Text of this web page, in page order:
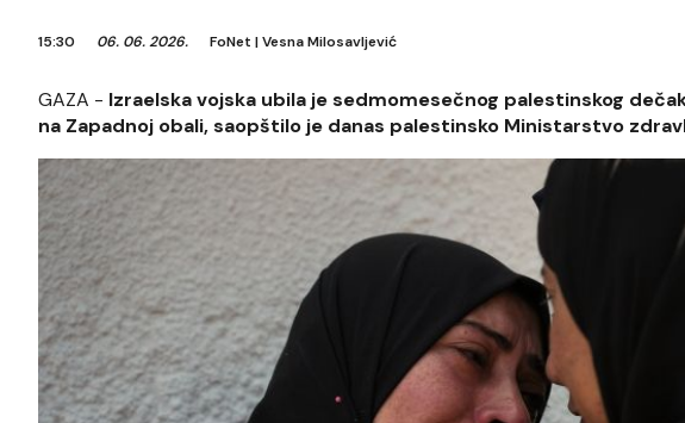
15:30 06. 06. 2026. FoNet |Vesna Milosavljević
GAZA - Izraelska vojska ubila je sedmomesečnog palestinskog
na Zapadnoj obali, saopštilo je danas palestinsko Ministarstvo